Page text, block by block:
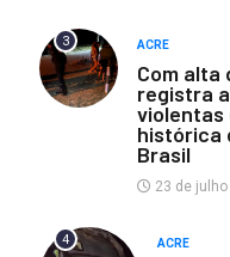
3 ACRE
Com alta
registra
violentas
histórica
Brasil
23 de
4 ACRE